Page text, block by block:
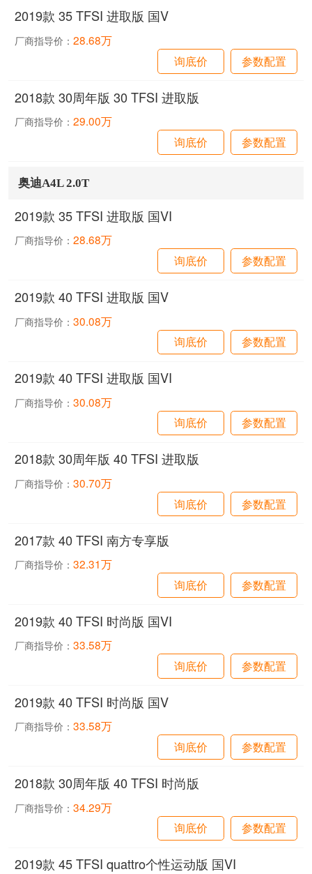
2019款 35 TFSI 进取版 国V
厂商指导价：28.68万
询底价
参数配置
2018款 30周年版 30 TFSI 进取版
厂商指导价：29.00万
询底价
参数配置
奥迪A4L 2.0T
2019款 35 TFSI 进取版 国VI
厂商指导价：28.68万
询底价
参数配置
2019款 40 TFSI 进取版 国V
厂商指导价：30.08万
询底价
参数配置
2019款 40 TFSI 进取版 国VI
厂商指导价：30.08万
询底价
参数配置
2018款 30周年版 40 TFSI 进取版
厂商指导价：30.70万
询底价
参数配置
2017款 40 TFSI 南方专享版
厂商指导价：32.31万
询底价
参数配置
2019款 40 TFSI 时尚版 国VI
厂商指导价：33.58万
询底价
参数配置
2019款 40 TFSI 时尚版 国V
厂商指导价：33.58万
询底价
参数配置
2018款 30周年版 40 TFSI 时尚版
厂商指导价：34.29万
询底价
参数配置
2019款 45 TFSI quattro个性运动版 国VI